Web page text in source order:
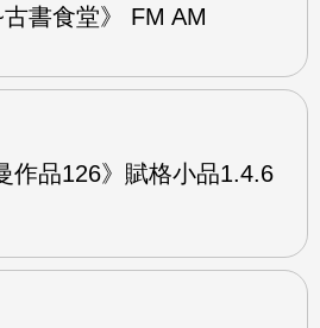
古書食堂》 FM AM
作品126》賦格小品1.4.6